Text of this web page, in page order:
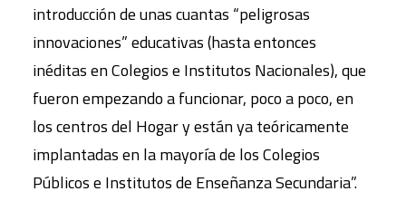
introducción de unas cuantas “peligrosas
innovaciones” educativas (hasta entonces
inéditas en Colegios e Institutos Nacionales), que
fueron empezando a funcionar, poco a poco, en
los centros del Hogar y están ya teóricamente
implantadas en la mayoría de los Colegios
Públicos e Institutos de Enseñanza Secundaria”.